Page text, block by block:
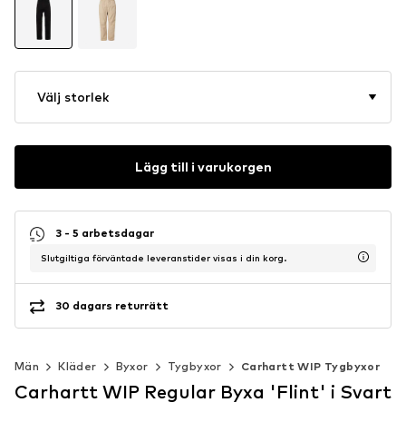
Välj storlek
Lägg till i varukorgen
3 - 5 arbetsdagar
Slutgiltiga förväntade leveranstider visas i din korg.
30 dagars returrätt
Män Kläder Byxor Tygbyxor Carhartt WIP Tygbyxor
Carhartt WIP Regular Byxa 'Flint' i Svart